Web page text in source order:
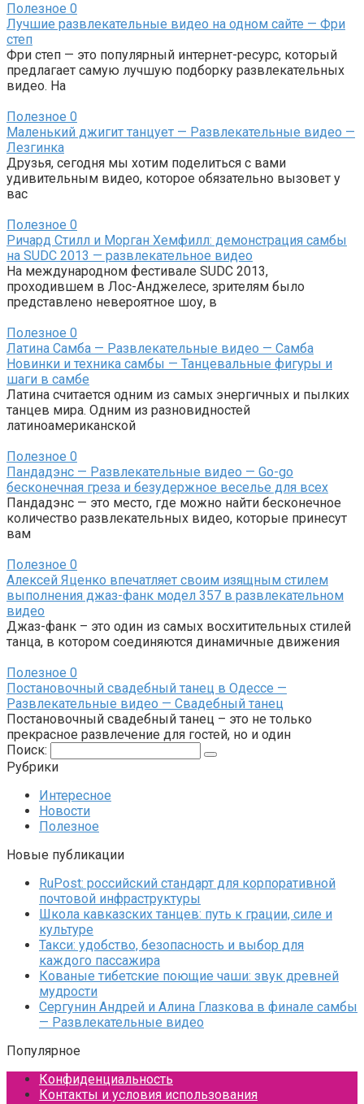
Полезное 0
Лучшие развлекательные видео на одном сайте — Фри
степ
Фри степ — это популярный интернет-ресурс, который
предлагает самую лучшую подборку развлекательных
видео. На
Полезное 0
Маленький джигит танцует — Развлекательные видео —
Лезгинка
Друзья, сегодня мы хотим поделиться с вами
удивительным видео, которое обязательно вызовет у
вас
Полезное 0
Ричард Стилл и Морган Хемфилл: демонстрация самбы
на SUDC 2013 — развлекательное видео
На международном фестивале SUDC 2013,
проходившем в Лос-Анджелесе, зрителям было
представлено невероятное шоу, в
Полезное 0
Латина Самба — Развлекательные видео — Самба
Новинки и техника самбы — Танцевальные фигуры и
шаги в самбе
Латина считается одним из самых энергичных и пылких
танцев мира. Одним из разновидностей
латиноамериканской
Полезное 0
Пандадэнс — Развлекательные видео — Go-go
бесконечная греза и безудержное веселье для всех
Пандадэнс — это место, где можно найти бесконечное
количество развлекательных видео, которые принесут
вам
Полезное 0
Алексей Яценко впечатляет своим изящным стилем
выполнения джаз-фанк модел 357 в развлекательном
видео
Джаз-фанк – это один из самых восхитительных стилей
танца, в котором соединяются динамичные движения
Полезное 0
Постановочный свадебный танец в Одессе —
Развлекательные видео — Свадебный танец
Постановочный свадебный танец – это не только
прекрасное развлечение для гостей, но и один
Поиск:
Рубрики
Интересное
Новости
Полезное
Новые публикации
RuPost: российский стандарт для корпоративной
почтовой инфраструктуры
Школа кавказских танцев: путь к грации, силе и
культуре
Такси: удобство, безопасность и выбор для
каждого пассажира
Кованые тибетские поющие чаши: звук древней
мудрости
Сергунин Андрей и Алина Глазкова в финале самбы
— Развлекательные видео
Популярное
Конфиденциальность
Контакты и условия использования